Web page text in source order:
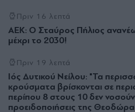
Πριν 16 λεπτά
ΑΕΚ: Ο Σταύρος Πήλιος
μέχρι το 2030!
Πριν 19 λεπτά
Ιός Δυτικού Νείλου: "Τα
κρούσματα βρίσκονται σε
περίπου 8 στους 10 δεν
προειδοποιήσεις της